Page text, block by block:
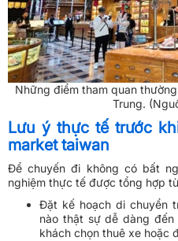
Những điểm tham quan
Trung.
Lưu ý thực tế trước
market taiwan
Để chuyến đi không có bất
nghiệm thực tế được tổng hợp
Đặt kế hoạch di chuyển
nào thật sự dễ dàng
khách chọn thuê xe hoặc